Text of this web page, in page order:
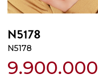
N5178
N5178
9.900.000